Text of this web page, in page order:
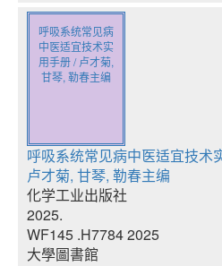
呼吸系统常见病
中医适宜技术实
用手册 / 卢才菊,
甘琴, 勒春主编
呼吸系统常见病中医适宜技术
卢才菊, 甘琴, 勒春主编
化学工业出版社
2025.
WF145 .H7784 2025
大學圖書館